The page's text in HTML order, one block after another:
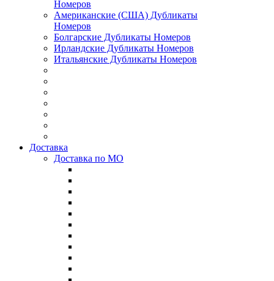
Номеров
Американские (США) Дубликаты
Номеров
Болгарские Дубликаты Номеров
Ирландские Дубликаты Номеров
Итальянские Дубликаты Номеров
Доставка
Доставка по МО